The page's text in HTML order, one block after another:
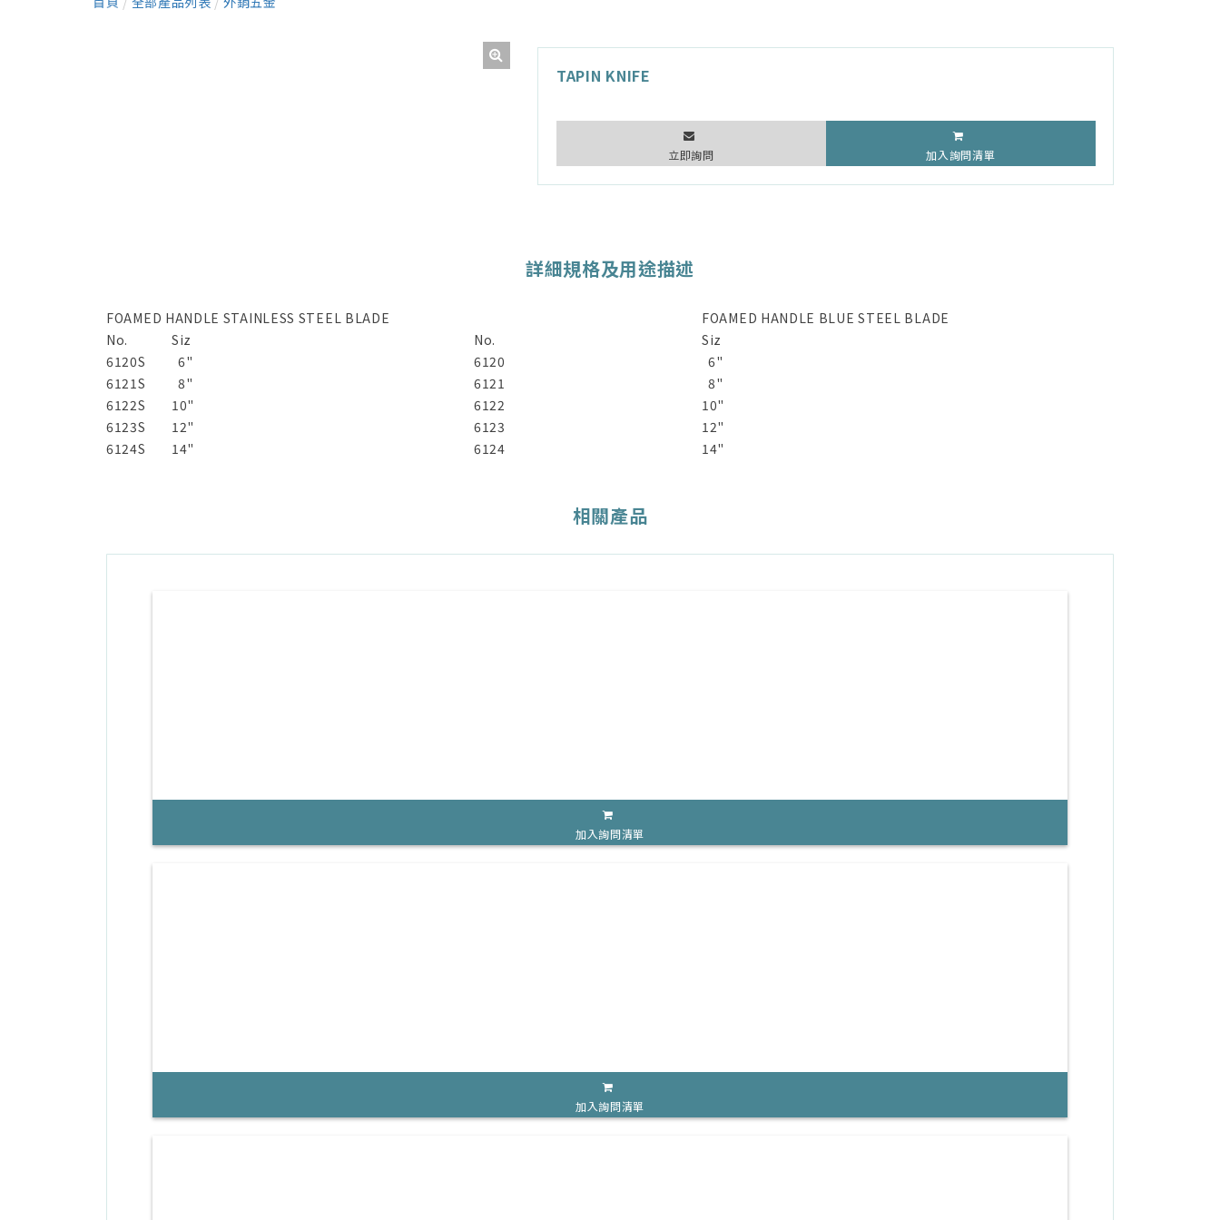
TAPIN KNIFE
立即詢問 加入詢問清單
詳細規格及用途描述
FOAMED HANDLE STAINLESS STEEL BLADE
FOAMED HANDLE BLUE STEEL BLADE
No.
Siz No.
Siz
6120S
6" 6120
6"
6121S
8" 6121
8"
6122S
10" 6122
10"
6123S
12" 6123
12"
6124S
14" 6124 14"
相關產品
加入詢問清單
加入詢問清單